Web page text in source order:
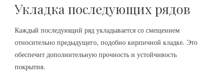
Укладка последующих рядов
Каждый последующий ряд укладывается со смещением
относительно предыдущего, подобно кирпичной кладке. Это
обеспечит дополнительную прочность и устойчивость
покрытия.